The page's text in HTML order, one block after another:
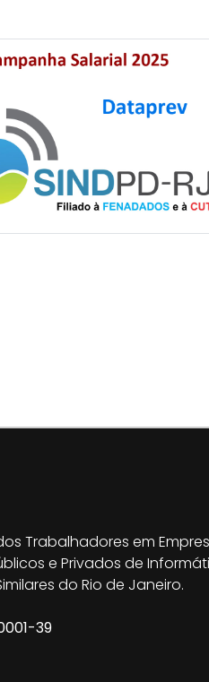
Trabalhadores em
e Privados de
do Rio de Janeiro.
39